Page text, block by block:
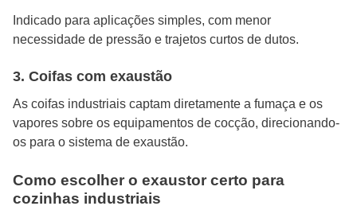
Indicado para aplicações simples, com menor
necessidade de pressão e trajetos curtos de dutos.
3. Coifas com exaustão
As coifas industriais captam diretamente a fumaça e os
vapores sobre os equipamentos de cocção, direcionando-
os para o sistema de exaustão.
Como escolher o exaustor certo para
cozinhas industriais